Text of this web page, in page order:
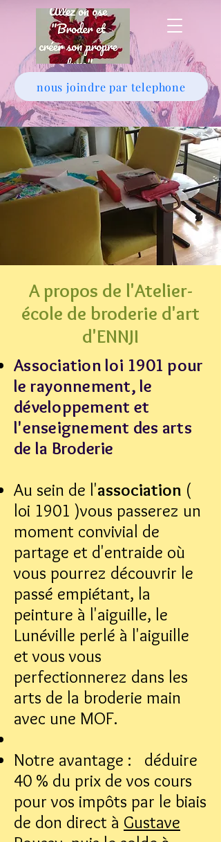
nous joindre par telephone
A propos de l'Atelier-
école de broderie d'art
d'ENNJI
Association loi 1901 pour
le rayonnement, le
développement et
l'enseignement des arts
de la Broderie
Au sein de l'association (
loi 1901 )vous passerez un
moment convivial de
partage et d'entraide où
vous pourrez découvrir le
passé empiétant, la
peinture à l'aiguille, le
Lunéville perlé à l'aiguille
et vous vous
perfectionnerez dans les
arts de la broderie main
avec une MOF.
Notre avantage : déduire
40 % du prix de vos cours
pour vos impôts par le biais
de don direct à Gustave